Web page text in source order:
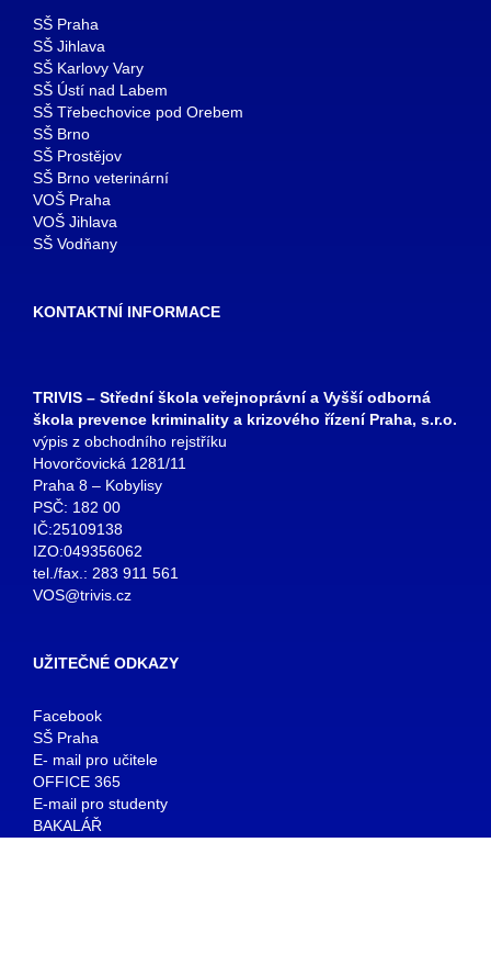
SŠ Praha
SŠ Jihlava
SŠ Karlovy Vary
SŠ Ústí nad Labem
SŠ Třebechovice pod Orebem
SŠ Brno
SŠ Prostějov
SŠ Brno veterinární
VOŠ Praha
VOŠ Jihlava
SŠ Vodňany
KONTAKTNÍ INFORMACE
TRIVIS – Střední škola veřejnoprávní a Vyšší odborná
škola prevence kriminality a krizového řízení Praha, s.r.o.
výpis z obchodního rejstříku
Hovorčovická 1281/11
Praha 8 – Kobylisy
PSČ: 182 00
IČ:25109138
IZO:049356062
tel./fax.: 283 911 561
VOS@trivis.cz
UŽITEČNÉ ODKAZY
Facebook
SŠ Praha
E- mail pro učitele
OFFICE 365
E-mail pro studenty
BAKALÁŘ